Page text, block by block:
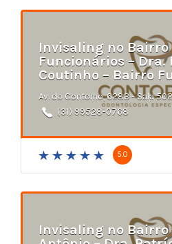
Invisaling no Bairro
Funcionários – Dra.
Coutinho – Bairro
(31) 99528-0768
5.0
Invisaling no Bairro